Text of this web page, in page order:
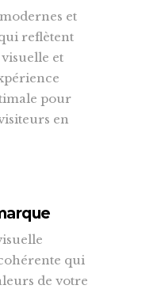
et
reflètent
et
pour
en
qui
de votre